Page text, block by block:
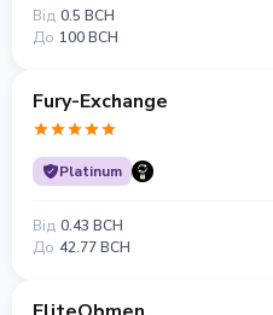
Від 0.5 BCH
До 100 BCH
Fury-Exchange
Platinum
Від 0.43 BCH
До 42.77 BCH